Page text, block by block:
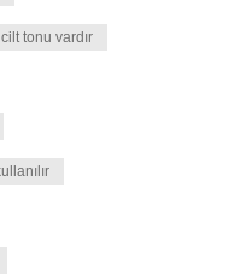
tonu vardır